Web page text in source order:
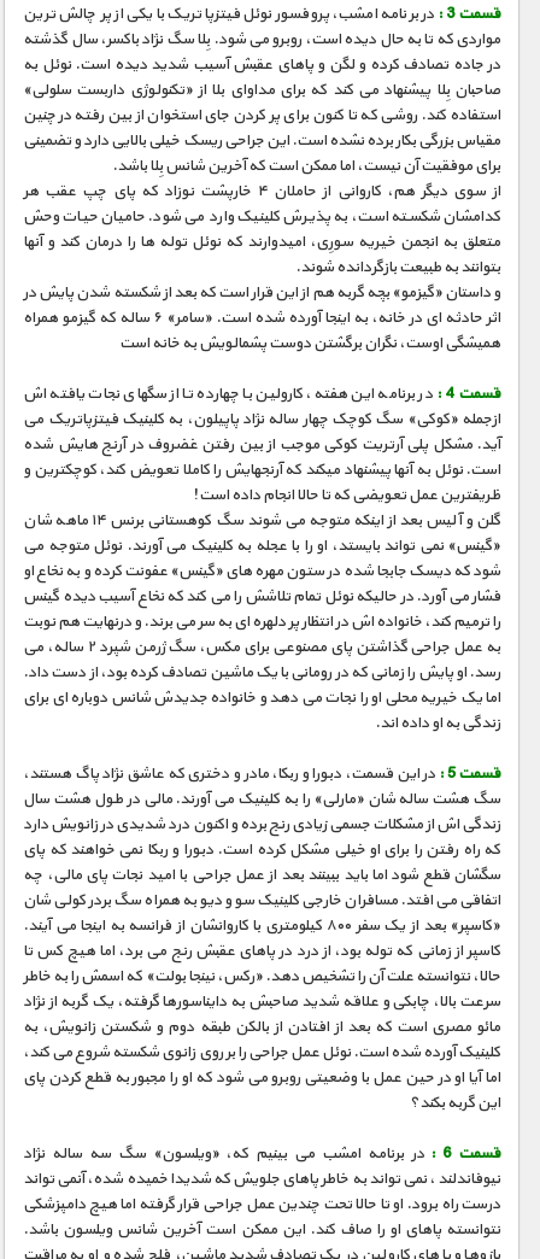
قسمت 3 :
در برنامه امشب، پروفسور نوئل فیتزپاتریک با یکی از پر چالش ترین
مواردی که تا به حال دیده است، روبرو می شود. بِلا سگ نژاد باکسر، سال گذشته
در جاده تصادف کرده و لگن و پاهای عقبش آسیب شدید دیده است. نوئل به
صاحبان بِلا پیشنهاد می کند که برای مداوای بلا از «تکنولوژی داربست سلولی»
استفاده کند. روشی که تا کنون برای پر کردن جای استخوان از بین رفته در چنین
مقیاس بزرگی بکار برده نشده است. این جراحی ریسک خیلی بالایی دارد و تضمینی
برای موفقیت آن نیست، اما ممکن است که آخرین شانس بِلا باشد.
از سوی دیگر هم، کاروانی از حاملان ۴ خارپشت نوزاد که پای چپ عقب هر
کدامشان شکسته است، به پذیرش کلینیک وارد می شود. حامیان حیات وحش
متعلق به انجمن خیریه سورِی، امیدوارند که نوئل توله ها را درمان کند و آنها
بتوانند به طبیعت بازگردانده شوند.
و داستان «گیزمو» بچه گربه هم از این قرار است که بعد از شکسته شدن پایش در
اثر حادثه ای در خانه، به اینجا آورده شده است. «سامر» ۶ ساله که گیزمو همراه
همیشگی اوست، نگران برگشتن دوست پشمالویش به خانه است
قسمت 4 :
در برنامه این هفته، کارولین با چهارده تا از سگهای نجات یافته اش
ازجمله «کوکی» سگ کوچک چهار ساله نژاد پاپیلون، به کلینیک فیتزپاتریک می
آید. مشکل پلی آرتریت کوکی موجب از بین رفتن غضروف در آرنج هایش شده
است. نوئل به آنها پیشنهاد میکند که آرنجهایش را کاملا تعویض کند، کوچکترین و
ظریفترین عمل تعویضی که تا حالا انجام داده است!
گلن و آلیس بعد از اینکه متوجه می شوند سگ کوهستانی برنس ۱۴ ماهه شان
«گینس» نمی تواند بایستد، او را با عجله به کلینیک می آورند. نوئل متوجه می
شود که دیسک جابجا شده در ستون مهره های «گینس» عفونت کرده و به نخاع او
فشار می آورد. در حالیکه نوئل تمام تلاشش را می کند که نخاع آسیب دیده گینس
را ترمیم کند، خانواده اش در انتظار پر دلهره ای به سر می برند. و درنهایت هم نوبت
به عمل جراحی گذاشتن پای مصنوعی برای مکس، سگ ژرمن شپرد ۲ ساله، می
رسد. او پایش را زمانی که در رومانی با یک ماشین تصادف کرده بود، از دست داد.
اما یک خیریه محلی او را نجات می دهد و خانواده جدیدش شانس دوباره ای برای
زندگی به او داده اند.
قسمت 5 :
در این قسمت، دبورا و ربکا، مادر و دختری که عاشق نژاد پاگ هستند،
سگ هشت ساله شان «مارلی» را به کلینیک می آورند. مالی در طول هشت سال
زندگی اش از مشکلات جسمی زیادی رنج برده و اکنون درد شدیدی در زانویش دارد
که راه رفتن را برای او خیلی مشکل کرده است. دبورا و ربکا نمی خواهند که پای
سگشان قطع شود اما باید ببینند بعد از عمل جراحی با امید نجات پای مالی، چه
اتفاقی می افتد. مسافران خارجی کلینیک سو و دیو به همراه سگ بردر کولی شان
«کاسپر» بعد از یک سفر ۸۰۰ کیلومتری با کاروانشان از فرانسه به اینجا می آیند.
کاسپر از زمانی که توله بود، از درد در پاهای عقبش رنج می برد، اما هیچ کس تا
حالا، نتوانسته علت آن را تشخیص دهد. «رکس، نینجا بولت» که اسمش را به خاطر
سرعت بالا، چابکی و علاقه شدید صاحبش به دایناسورها گرفته، یک گربه از نژاد
مائو مصری است که بعد از افتادن از بالکن طبقه دوم و شکستن زانویش، به
کلینیک آورده شده است. نوئل عمل جراحی را بر روی زانوی شکسته شروع می کند،
اما آیا او در حین عمل با وضعیتی روبرو می شود که او را مجبور به قطع کردن پای
این گربه بکند؟
قسمت 6 :
در برنامه امشب می بینیم که، «ویلسون» سگ سه ساله نژاد
نیوفاندلند ، نمی تواند به خاطر پاهای جلویش که شدیدا خمیده شده، آنمی تواند
درست راه برود. او تا حالا تحت چندین عمل جراحی قرار گرفته اما هیچ دامپزشکی
نتوانسته پاهای او را صاف کند. این ممکن است آخرین شانس ویلسون باشد.